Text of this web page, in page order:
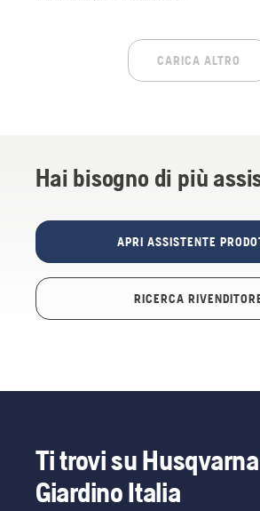
CARICA ALTRO
Hai bisogno di più
APRI ASSISTENTE
RICERCA
Ti trovi su
Giardino Italia